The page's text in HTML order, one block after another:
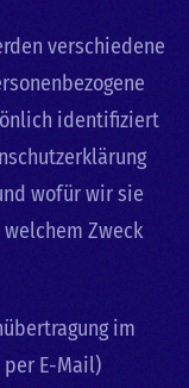
verschiedene
identifiziert
wofür wir sie
Zweck
im
E-Mail)